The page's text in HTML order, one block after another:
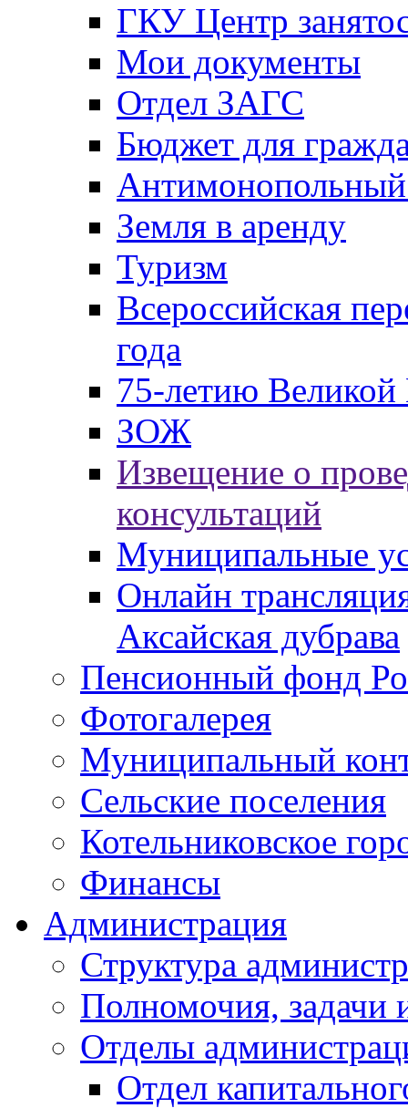
ГКУ Центр
Мои документы
Отдел ЗАГС
Бюджет для
Антимонопольный
Земля в аренду
Туризм
Всероссийская
года
75-летию
ЗОЖ
Извещение о
консультаций
Муниципальные
Онлайн
Аксайская дубрава
Пенсионный фонд
Фотогалерея
Муниципальный
Сельские поселения
Котельниковское
Финансы
Администрация
Структура
Полномочия, задачи
Отделы
Отдел